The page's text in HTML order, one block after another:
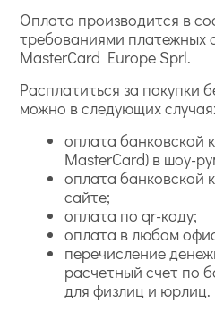
Оплата производится в
требованиями
MasterCard Europe Sprl.
Расплатиться за покупки
можно в следующих
оплата банковской
MasterCard) в шоу-
оплата банковской
сайте;
оплата по qr-коду;
оплата в любом
перечисление
расчетный счет по
для физлиц и юрлиц.